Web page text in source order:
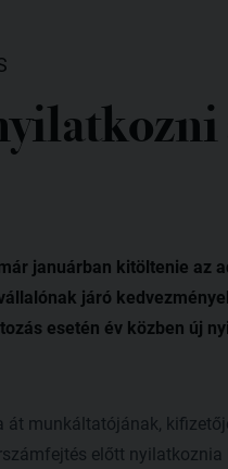
januárban kitöltenie az
járó
esetén év közben új
munkáltatójának,
előtt